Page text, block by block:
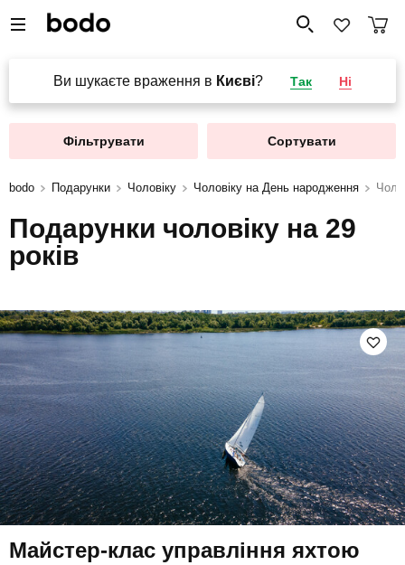
Ви шукаєте враження в Києві? Так Ні
Фільтрувати Сортувати
bodo Подарунки Чоловіку Чоловіку на День народження
Подарунки чоловіку на 29
років
Майстер-клас управління яхтою